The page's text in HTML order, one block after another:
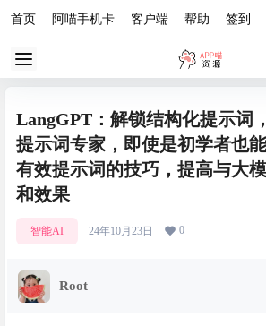
首页 阿喵手机卡 客户端 帮助 签到
LangGPT：解锁结构化提示词
提示词专家，即使是初学者也
有效提示词的技巧，提高与大
和效果
智能AI 24年10月23日 0
Root